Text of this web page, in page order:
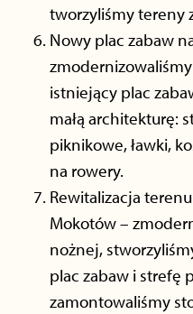
tworzyliśmy tereny
Nowy plac zabaw
istniejący plac
małą architekturę:
piknikowe, ławki,
na rowery.
Rewitalizacja
Mokotów –
nożnej,
plac zabaw i strefę
zamontowaliśmy